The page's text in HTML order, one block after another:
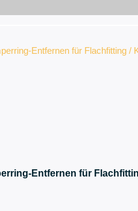
Entfernen für